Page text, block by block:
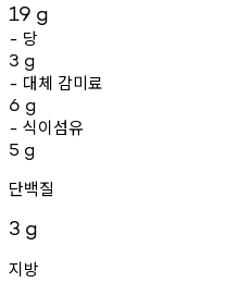
19 g
- 당
3 g
- 대체 감미료
6 g
- 식이섬유
5 g
단백질
3 g
지방